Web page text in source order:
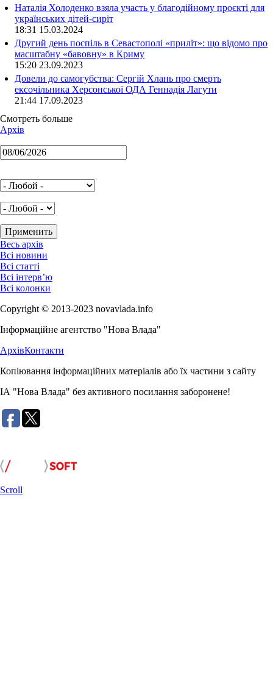
Наталія Холоденко взяла участь у благодійному проєкті для
українських дітей-сиріт
18:31 15.03.2024
Другий день поспіль в Севастополі «приліт»: що відомо про
масштабну «бавовну» в Криму
15:20 23.09.2023
Довели до самогубства: Сергій Хлань про смерть
ексочільника Херсонської ОДА Геннадія Лагути
21:44 17.09.2023
Смотреть больше
Архів
Весь архів
Всі новини
Всі статті
Всі інтерв’ю
Всі колонки
Copyright © 2013-2023 novavlada.info
Інформаційне агентство "Нова Влада"
АрхівКонтакти
Копіювання інформаційних матеріалів або їх частини з сайту
ІА "Нова Влада" без активного посилання заборонене!
Scroll